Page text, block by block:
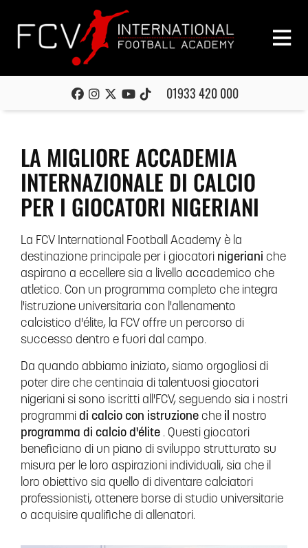
01933 420 000
LA MIGLIORE ACCADEMIA
INTERNAZIONALE DI CALCIO
PER I GIOCATORI NIGERIANI
La FCV International Football Academy è la
destinazione principale per i giocatori nigeriani che
aspirano a eccellere sia a livello accademico che
atletico. Con un programma completo che integra
l'istruzione universitaria con l'allenamento
calcistico d'élite, la FCV offre un percorso di
successo dentro e fuori dal campo.
Da quando abbiamo iniziato, siamo orgogliosi di
poter dire che centinaia di talentuosi giocatori
nigeriani si sono iscritti all'FCV, seguendo sia i nostri
programmi di calcio con istruzione che il nostro
programma di calcio d'élite . Questi giocatori
beneficiano di un piano di sviluppo strutturato su
misura per le loro aspirazioni individuali, sia che il
loro obiettivo sia quello di diventare calciatori
professionisti, ottenere borse di studio universitarie
o acquisire qualifiche di allenatori.